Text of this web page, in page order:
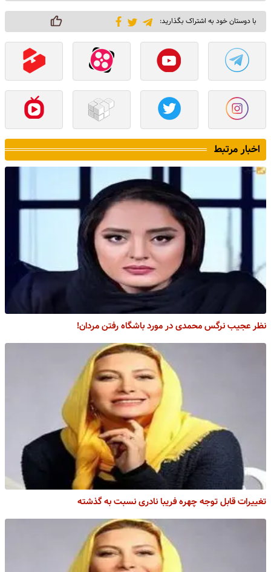
با دوستان خود به اشتراک بگذارید:
اخبار مرتبط
نظر عجیب نرگس محمدی در مورد باشگاه رفتن مردان!
تغییرات قابل توجه چهره فریبا نادری نسبت به گذشته